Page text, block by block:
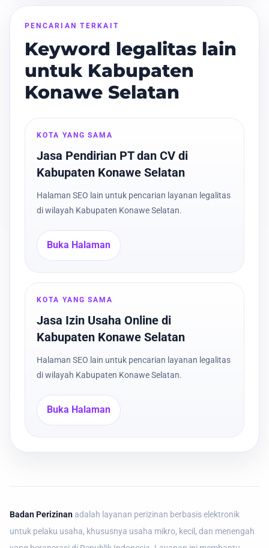
PENCARIAN TERKAIT
Keyword legalitas lain
untuk Kabupaten
Konawe Selatan
KOTA YANG SAMA
Jasa Pendirian PT dan CV di
Kabupaten Konawe Selatan
Halaman SEO lain untuk pencarian layanan legalitas
di wilayah Kabupaten Konawe Selatan.
Buka Halaman
KOTA YANG SAMA
Jasa Izin Usaha Online di
Kabupaten Konawe Selatan
Halaman SEO lain untuk pencarian layanan legalitas
di wilayah Kabupaten Konawe Selatan.
Buka Halaman
Badan Perizinan adalah layanan perizinan berbasis elektronik
untuk pelaku usaha, khususnya usaha mikro, kecil, dan menengah